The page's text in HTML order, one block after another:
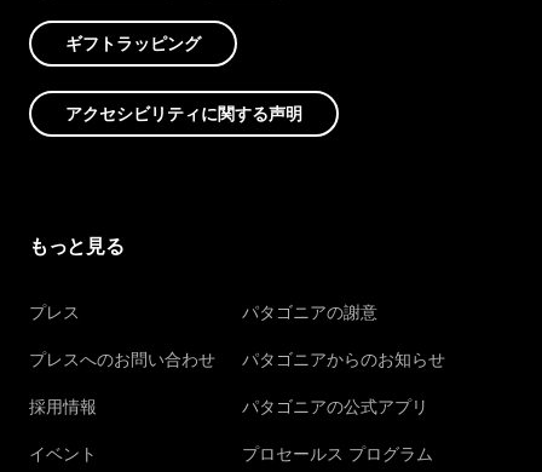
ギフトラッピング
アクセシビリティに関する声明
もっと見る
プレス
プレスへのお問い合わせ
採用情報
イベント
パタゴニアの謝意
パタゴニアからのお知らせ
パタゴニアの公式アプリ
プロセールス プログラム